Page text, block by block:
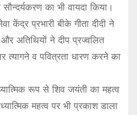
का भी वायदा किया।
प्रभारी बीके गीता दीदी ने
अतिथियों ने दीप प्रज्वलित
त्यागने व पवित्रता धारण करने का
रूप से शिव जयंती का महत्व
महत्व पर भी प्रकाश डाला